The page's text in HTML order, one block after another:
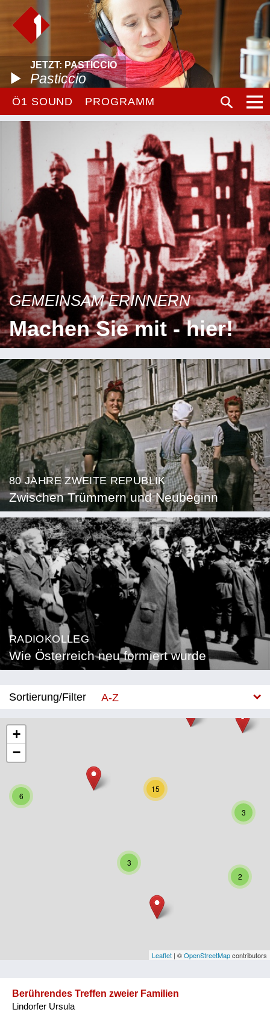
JETZT: PASTICCIO
Pasticcio
Ö1 SOUND PROGRAMM
GEMEINSAM ERINNERN
Machen Sie mit - hier!
80 JAHRE ZWEITE REPUBLIK
Zwischen Trümmern und Neubeginn
RADIOKOLLEG
Wie Österreich neu formiert wurde
Sortierung/Filter
A-Z
Burgenland
Oberösterreich
Salzburg
Steiermark
Vorarlberg
3
3
2
15
6
+
−
Leaflet | ©OpenStreetMapcontributors
Berührendes Treffen zweier Familien
Lindorfer Ursula